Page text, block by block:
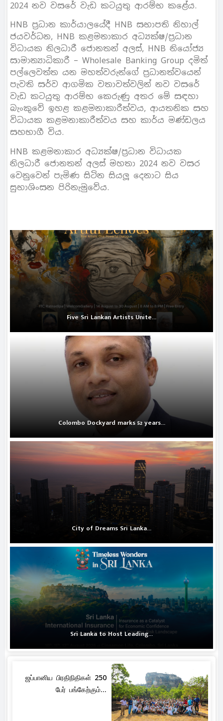
2024 නව වසරේ වැඩ කටයුතු ආරම්භ කළේය.
HNB ප‍්‍රධාන කාර්යාලයේදී HNB සභාපති නිහාල්
ජයවර්ධන, HNB කළමනාකාර අධ්‍යක්ෂ/ප‍්‍රධාන
විධායක නිලධාරී ජොනතන් අලස්, HNB නියෝජ්‍ය
සාමාන්‍යාධිකාරී – Wholesale Banking Group දමිත්
පල්ලෙවත්ත යන මහත්වරුන්ගේ ප‍්‍රධානත්වයෙන්
පැවති සර්ව ආගමික වතාවත්වලින් නව වසරේ
වැඩ කටයුතු ආරම්භ කෙරුණු අතර මේ සඳහා
බැංකුවේ ඉහළ කළමනාකාරීත්වය, ආයතනික සහ
විධායක කළමනාකාරීත්වය සහ කාර්ය මණ්ඩලය
සහභාගී විය.
HNB කළමනාකාර අධ්‍යක්ෂ/ප‍්‍රධාන විධායක
නිලධාරී ජොනතන් අලස් මහතා 2024 නව වසර
වෙනුවෙන් පැමිණ සිටින සියලූ දෙනාට සිය
සුභාශිංසන පිරිනැමුවේය.
Five Sri Lankan Artists Unite...
Colombo Dockyard marks 52 years...
City of Dreams Sri Lanka...
Sri Lanka to Host Leading...
ஜப்பானிய பிரதிநிதிகள் 250
பேர் பங்கேற்கும்...